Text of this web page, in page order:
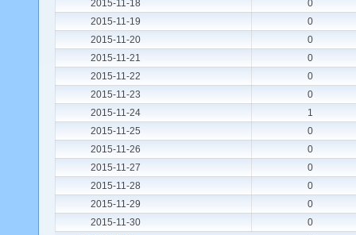
2015-11-18
0
2015-11-19
0
2015-11-20
0
2015-11-21
0
2015-11-22
0
2015-11-23
0
2015-11-24
1
2015-11-25
0
2015-11-26
0
2015-11-27
0
2015-11-28
0
2015-11-29
0
2015-11-30
0